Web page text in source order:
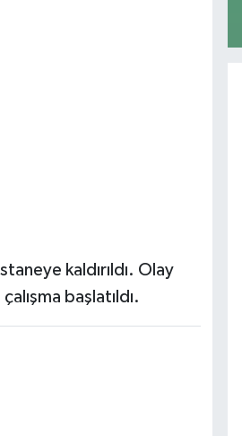
kaldırıldı. Olay
başlatıldı.